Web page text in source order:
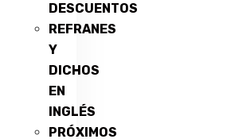
DESCUENTOS
REFRANES
Y
DICHOS
EN
INGLÉS
PRÓXIMOS